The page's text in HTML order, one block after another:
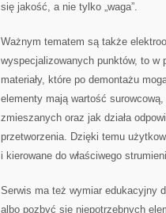
się jakość, a nie tylko „waga”.
Ważnym tematem są także
wyspecjalizowanych punktów, to w
materiały, które po demontażu
elementy mają wartość
zmieszanych oraz jak działa
przetworzenia. Dzięki temu
i kierowane do właściwego
Serwis ma też wymiar edukacyjny
albo pozbyć się niepotrzebnych